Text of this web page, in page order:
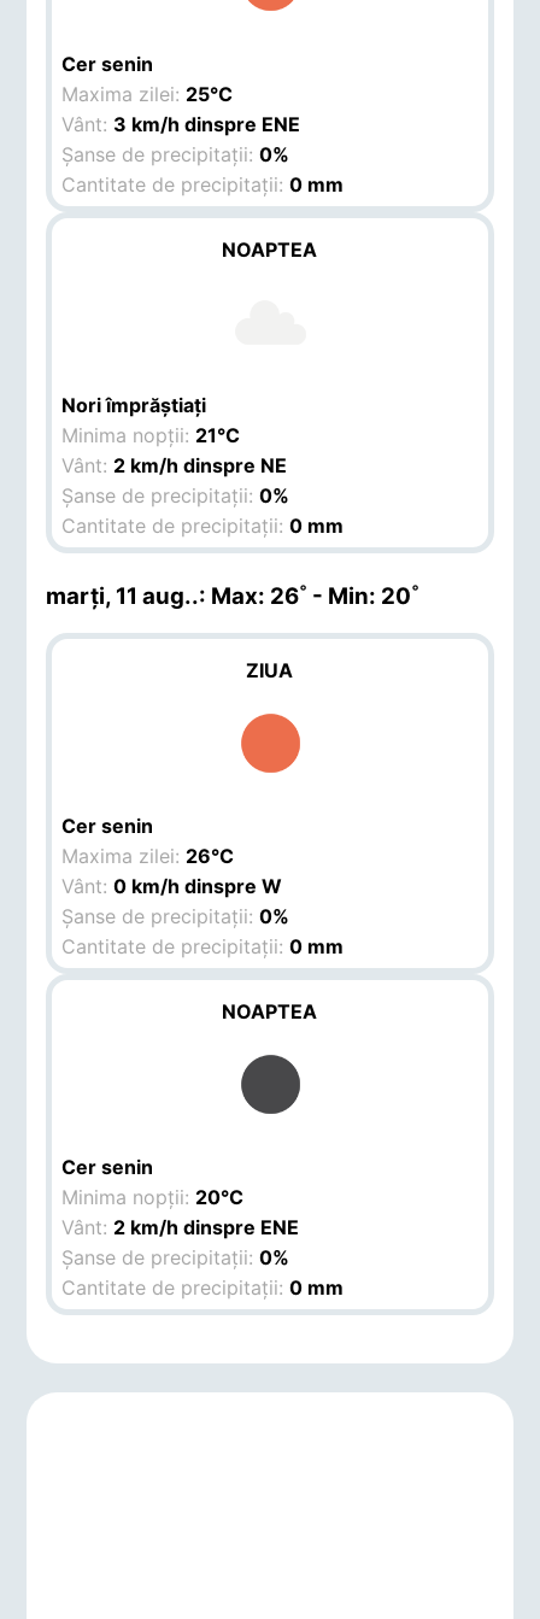
Cer senin
Maxima zilei: 25°C
Vânt: 3 km/h dinspre ENE
Șanse de precipitații:0%
Cantitate de precipitații:0 mm
NOAPTEA
Nori împrăștiați
Minima nopții: 21°C
Vânt: 2 km/h dinspre NE
Șanse de precipitații:0%
Cantitate de precipitații:0 mm
marți, 11 aug..: Max: 26˚ - Min: 20˚
ZIUA
Cer senin
Maxima zilei: 26°C
Vânt:0 km/h dinspre W
Șanse de precipitații:0%
Cantitate de precipitații:0 mm
NOAPTEA
Cer senin
Minima nopții: 20°C
Vânt: 2 km/h dinspre ENE
Șanse de precipitații:0%
Cantitate de precipitații:0 mm